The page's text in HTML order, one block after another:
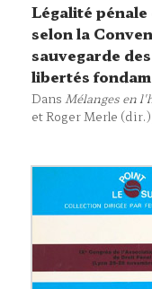
Légalité
selon la
sauvegarde
libertés
Dans Mélanges en
et Roger Merle